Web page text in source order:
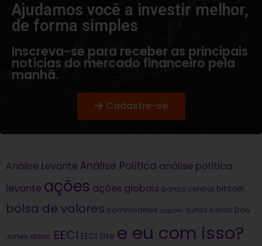
Ajudamos você a investir melhor,
de forma simples​
Inscreva-se para receber as principais
notícias do mercado financeiro pela
manhã.
Cadastre-se
Análise Levante Análise Política análise política
levante ações ações globais banco central bitcoin
bolsa de valores commodities copom curtas e boas Dow
Jones dólar EECI EECI Site e eu com isso?